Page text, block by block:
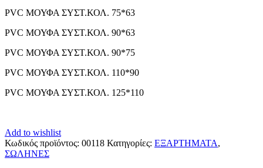
PVC ΜΟΥΦΑ ΣΥΣΤ.ΚΟΛ. 75*63
PVC ΜΟΥΦΑ ΣΥΣΤ.ΚΟΛ. 90*63
PVC ΜΟΥΦΑ ΣΥΣΤ.ΚΟΛ. 90*75
PVC ΜΟΥΦΑ ΣΥΣΤ.ΚΟΛ. 110*90
PVC ΜΟΥΦΑ ΣΥΣΤ.ΚΟΛ. 125*110
Add to wishlist
Κωδικός προϊόντος: 00118 Κατηγορίες: ΕΞΑΡΤΗΜΑΤΑ,
ΣΩΛΗΝΕΣ